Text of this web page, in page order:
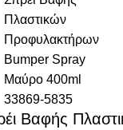
Βαφής